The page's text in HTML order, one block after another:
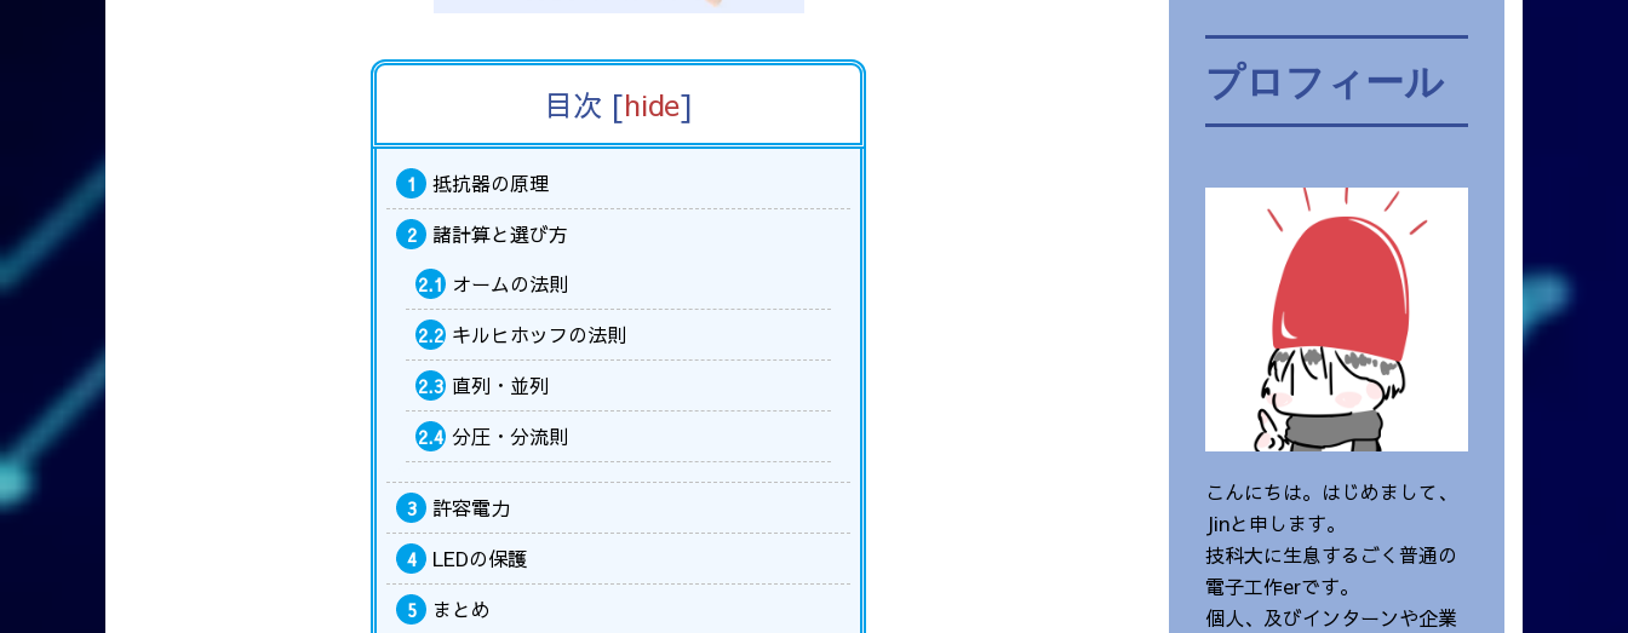
目次 [hide]
1 抵抗器の原理
2 諸計算と選び方
2.1 オームの法則
2.2 キルヒホッフの法則
2.3 直列・並列
2.4 分圧・分流則
3 許容電力
4 LEDの保護
5 まとめ
プロフィール
こんにちは。はじめまして、
Jinと申します。
技科大に生息するごく普通の
電子工作erです。
個人、及びインターンや企業